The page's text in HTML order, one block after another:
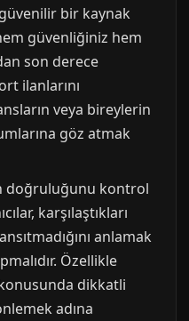
bir kaynak
güvenliğiniz hem
son derece
ilanlarını
veya bireylerin
göz atmak
doğruluğunu kontrol
karşılaştıkları
anlamak
Özellikle
dikkatli
adına